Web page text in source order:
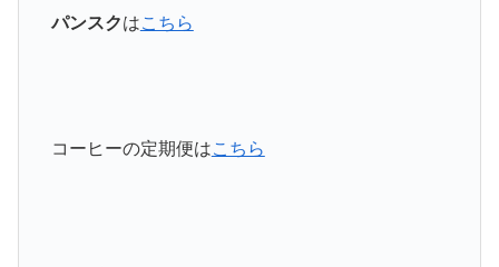
パンスクはこちら
コーヒーの定期便はこちら